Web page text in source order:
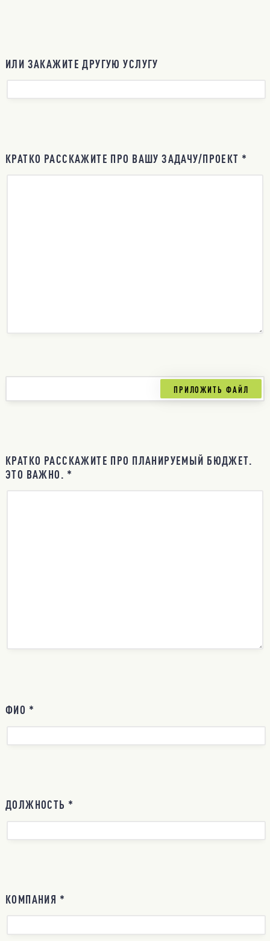
ИЛИ ЗАКАЖИТЕ ДРУГУЮ УСЛУГУ
КРАТКО РАССКАЖИТЕ ПРО ВАШУ ЗАДАЧУ/ПРОЕКТ *
КРАТКО РАССКАЖИТЕ ПРО ПЛАНИРУЕМЫЙ БЮДЖЕТ.
ЭТО ВАЖНО. *
ФИО *
ДОЛЖНОСТЬ *
КОМПАНИЯ *